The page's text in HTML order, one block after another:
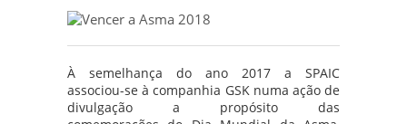
À semelhança do ano 2017 a SPAIC
associou-se à companhia GSK numa ação de
divulgação a propósito das